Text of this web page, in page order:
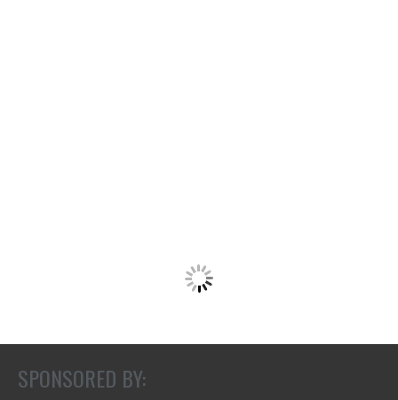
SPONSORED BY: